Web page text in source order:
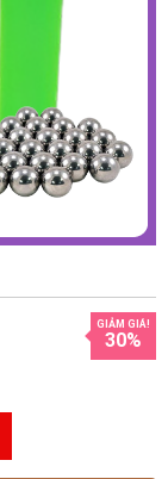
GIẢM GIÁ!
30%